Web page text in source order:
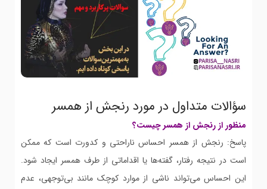
سؤالات متداول در مورد رنجش از همسر
منظور از رنجش از همسر چیست؟
پاسخ: رنجش از همسر احساس ناراحتی و کدورت است که ممکن
است در نتیجه رفتار، گفته‌ها یا اقداماتی از طرف همسر ایجاد شود.
این احساس می‌تواند ناشی از موارد کوچک مانند بی‌توجهی، عدم